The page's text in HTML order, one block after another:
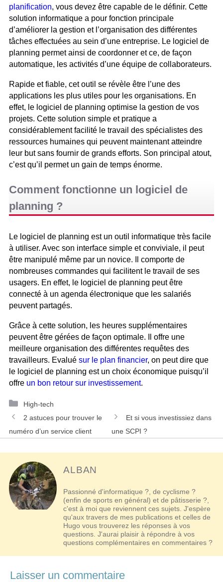
planification, vous devez être capable de le définir. Cette
solution informatique a pour fonction principale
d’améliorer la gestion et l’organisation des différentes
tâches effectuées au sein d’une entreprise. Le logiciel de
planning permet ainsi de coordonner et ce, de façon
automatique, les activités d’une équipe de collaborateurs.
Rapide et fiable, cet outil se révèle être l’une des
applications les plus utiles pour les organisations. En
effet, le logiciel de planning optimise la gestion de vos
projets. Cette solution simple et pratique a
considérablement facilité le travail des spécialistes des
ressources humaines qui peuvent maintenant atteindre
leur but sans fournir de grands efforts. Son principal atout,
c’est qu’il permet un gain de temps énorme.
Comment fonctionne un logiciel de
planning ?
Le logiciel de planning est un outil informatique très facile
à utiliser. Avec son interface simple et conviviale, il peut
être manipulé même par un novice. Il comporte de
nombreuses commandes qui facilitent le travail de ses
usagers. En effet, le logiciel de planning peut être
connecté à un agenda électronique que les salariés
peuvent partagés.
Grâce à cette solution, les heures supplémentaires
peuvent être gérées de façon optimale. Il offre une
meilleure organisation des différentes requêtes des
travailleurs. Evalué sur le plan financier, on peut dire que
le logiciel de planning est un choix économique puisqu’il
offre un bon retour sur investissement.
Catégories
High-tech
Navigation
des
2 astuces pour trouver le
numéro d’un service client
Et si vous investissiez dans
une SCPI ?
ALBAN
Passionné d'informatique ?, de cyclisme ?
(enfin de sports en général) et de pâtisserie ?,
c'est à moi que reviennent ces sujets. J'espère
qu'aux travers de mes publications et celles de
Hugo vous trouverez les réponses à vos
questions. J'aurai plaisir à répondre à vos
questions complémentaires en commentaires ?
Laisser un commentaire